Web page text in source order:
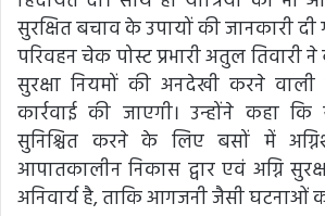
सुरक्षित बचाव के उपायों की जानकारी दी
परिवहन चेक पोस्ट प्रभारी अतुल तिवारी
सुरक्षा नियमों की अनदेखी करने
कार्रवाई की जाएगी। उन्होंने कहा कि
सुनिश्चित करने के लिए बसों में
आपातकालीन निकास द्वार एवं अग्नि
अनिवार्य है, ताकि आगजनी जैसी घटनाओं